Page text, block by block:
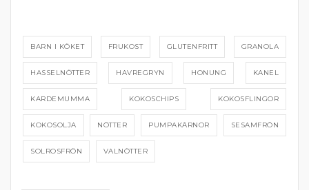
BARN I KÖKET FRUKOST GLUTENFRITT GRANOLA
HASSELNÖTTER HAVREGRYN HONUNG KANEL
KARDEMUMMA KOKOSCHIPS KOKOSFLINGOR
KOKOSOLJA NÖTTER PUMPAKÄRNOR SESAMFRÖN
SOLROSFRÖN VALNÖTTER